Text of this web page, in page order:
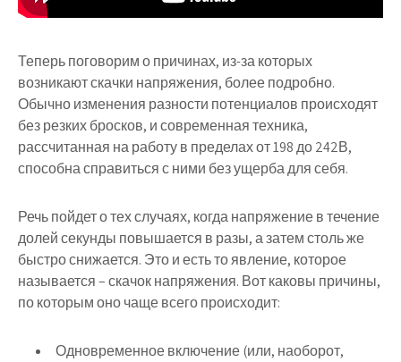
Теперь поговорим о причинах, из-за которых
возникают скачки напряжения, более подробно.
Обычно изменения разности потенциалов происходят
без резких бросков, и современная техника,
рассчитанная на работу в пределах от 198 до 242В,
способна справиться с ними без ущерба для себя.
Речь пойдет о тех случаях, когда напряжение в течение
долей секунды повышается в разы, а затем столь же
быстро снижается. Это и есть то явление, которое
называется – скачок напряжения. Вот каковы причины,
по которым оно чаще всего происходит:
Одновременное включение (или, наоборот,